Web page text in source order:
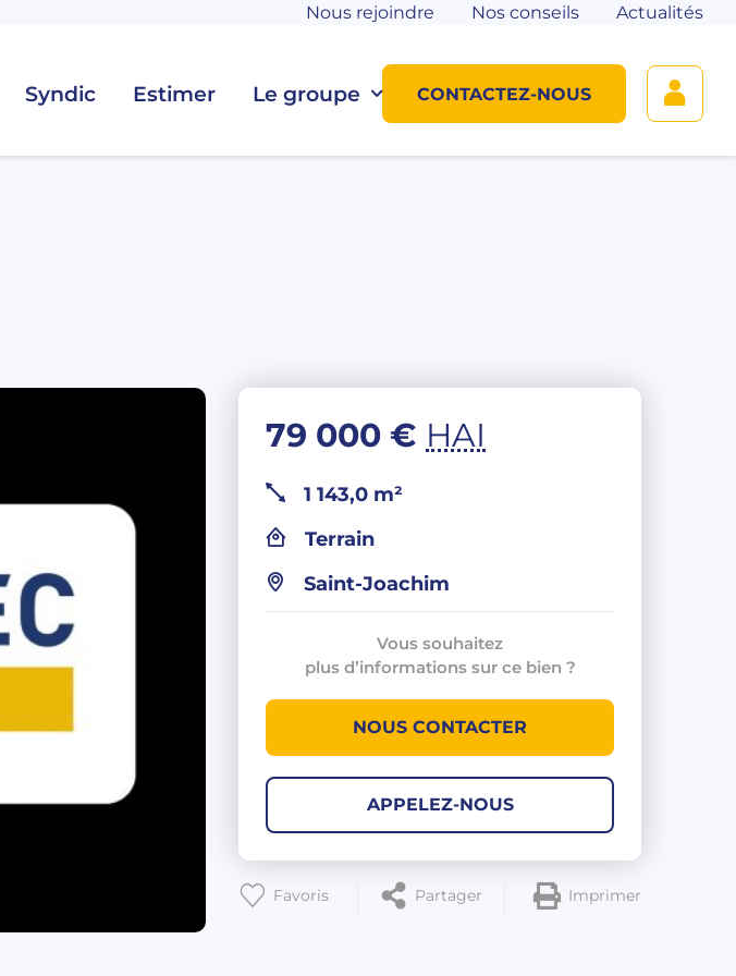
Syndic Estimer Le groupe
Nous rejoindre Nos conseils Actualités
CONTACTEZ-NOUS
79 000 € HAI
1 143,0 m²
Terrain
Saint-Joachim
Vous souhaitez
plus d’informations sur ce bien ?
NOUS CONTACTER
APPELEZ-NOUS
Favoris Partager Imprimer